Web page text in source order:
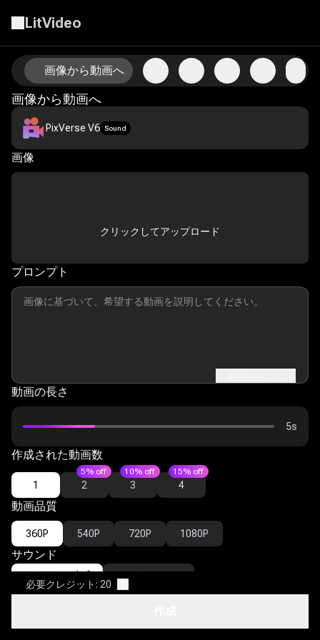
LitVideo
画像から動画へ
画像から動画へ
AI画像から動画技術で写真をアニメーション化
PixVerse V6 Sound
画像
クリックしてアップロード
プロンプト
動画の長さ
5s
作成された動画数
1 2
5% off
3
10% off
4
15% off
動画品質
360P 540P 720P 1080P
サウンド
サウンドを生成 なし
詳細設定
必要クレジット: 20